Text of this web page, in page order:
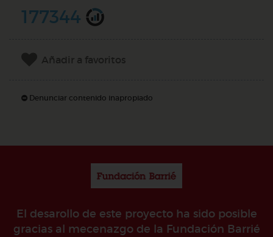
177344
Añadir a favoritos
Denunciar contenido inapropiado
El desarollo de este proyecto ha sido posible
gracias al mecenazgo de la Fundación Barrié